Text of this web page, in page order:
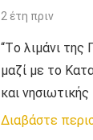
2 έτη πριν
“Tο λιμάνι της
μαζί με το
και
Διαβάστε